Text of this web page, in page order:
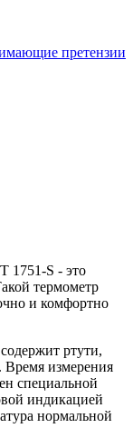
претензии
1751-S - это
термометр
и комфортно
ртути,
Время измерения
специальной
индикацией
нормальной